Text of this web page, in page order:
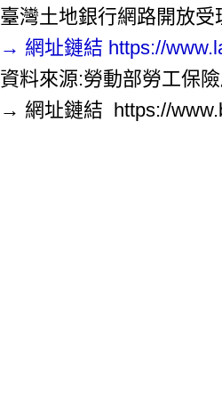
臺灣土地銀行網路開放
→ 網址鏈結 https://
資料來源:勞動部勞工保
→ 網址鏈結 https://